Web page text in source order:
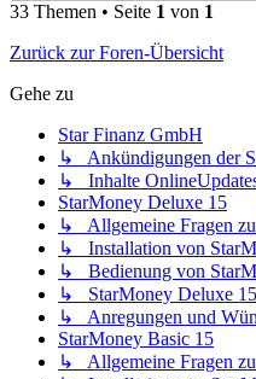
33 Themen • Seite 1 von 1
Zurück zur Foren-Übersicht
Gehe zu
Star Finanz GmbH
↳ Ankündigungen der
↳ Inhalte
StarMoney Deluxe 15
↳ Allgemeine Fragen
↳ Installation von
↳ Bedienung von
↳ StarMoney Deluxe
↳ Anregungen und
StarMoney Basic 15
↳ Allgemeine Fragen